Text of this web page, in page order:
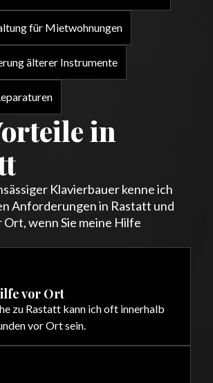
für Mietwohnungen
älterer Instrumente
in
Klavierbauer kenne ich
Anforderungen in Rastatt und
Ort, wenn Sie meine Hilfe
vor Ort
zu Rastatt kann ich oft innerhalb
vor Ort sein.